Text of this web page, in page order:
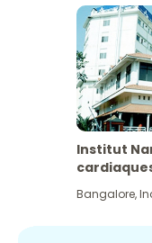
Institut
Bangalore,